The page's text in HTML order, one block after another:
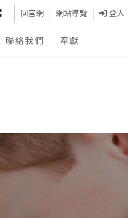
回官網 網站導覽 登入
聯絡我們 奉獻